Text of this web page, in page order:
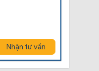
Nhận tư vấn